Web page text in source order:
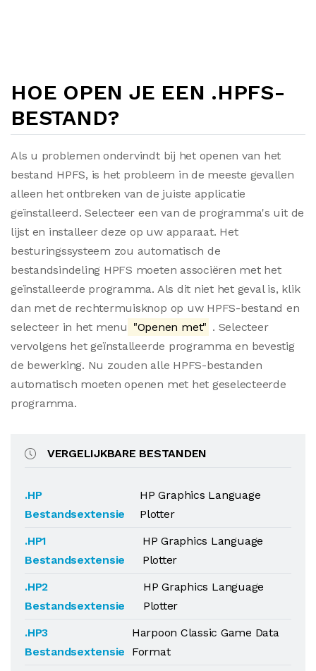
HOE OPEN JE EEN .HPFS-
BESTAND?
Als u problemen ondervindt bij het openen van het
bestand HPFS, is het probleem in de meeste gevallen
alleen het ontbreken van de juiste applicatie
geïnstalleerd. Selecteer een van de programma's uit de
lijst en installeer deze op uw apparaat. Het
besturingssysteem zou automatisch de
bestandsindeling HPFS moeten associëren met het
geïnstalleerde programma. Als dit niet het geval is, klik
dan met de rechtermuisknop op uw HPFS-bestand en
selecteer in het menu "Openen met" . Selecteer
vervolgens het geïnstalleerde programma en bevestig
de bewerking. Nu zouden alle HPFS-bestanden
automatisch moeten openen met het geselecteerde
programma.
VERGELIJKBARE BESTANDEN
.HP
Bestandsextensie
HP Graphics Language
Plotter
.HP1
Bestandsextensie
HP Graphics Language
Plotter
.HP2
Bestandsextensie
HP Graphics Language
Plotter
.HP3
Bestandsextensie
Harpoon Classic Game Data
Format